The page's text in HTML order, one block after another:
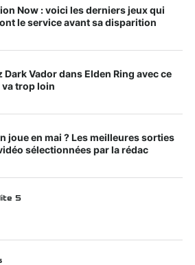
Now : voici les derniers jeux qui
le service avant sa disparition
Dark Vador dans Elden Ring avec ce
va trop loin
joue en mai ? Les meilleures sorties
sélectionnées par la rédac
5